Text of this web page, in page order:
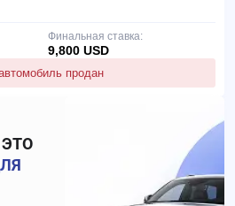
продан
Финальная ставка:
9,800 USD